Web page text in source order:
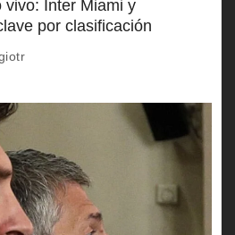
vivo: Inter Miami y
por clasificación